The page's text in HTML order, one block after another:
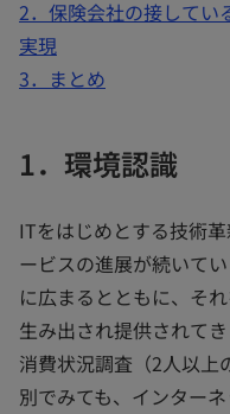
2．保険会社の接してい
実現
3．まとめ
1．環境認識
ITをはじめとする技術
ービスの進展が続いて
に広まるとともに、そ
生み出され提供されて
消費状況調査（2人以上
別でみても、インター